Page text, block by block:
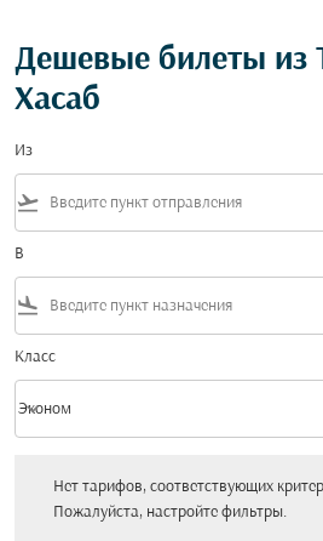
Дешевые билеты из
Хасаб
Из
flight_takeoff
В
flight_land
Класс
Класс option Эконом Selected
Эконом
keyboard_arrow_down
Нет тарифов, соответствующих
Пожалуйста, настройте фильтры.